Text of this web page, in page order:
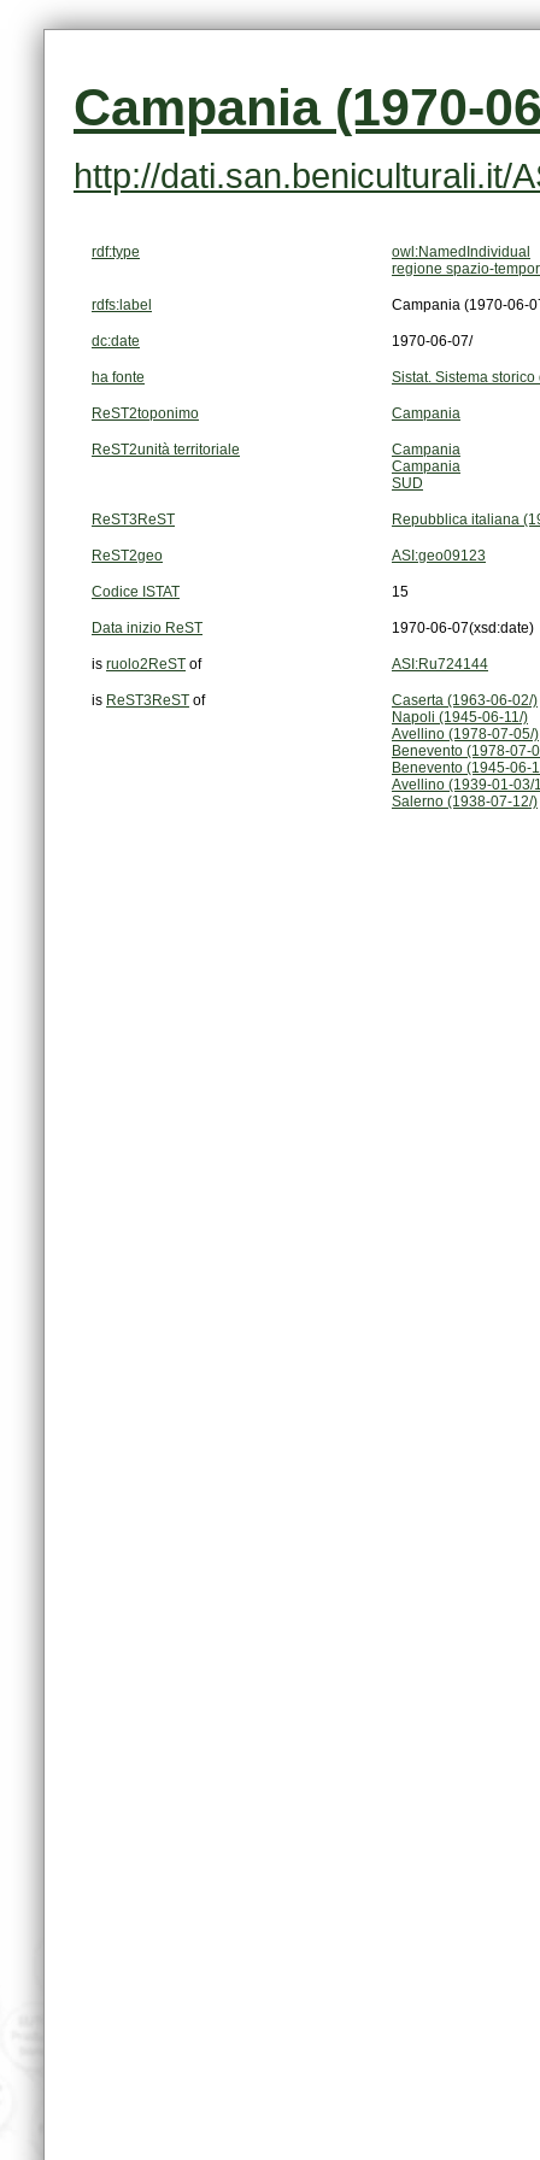
Campania (1970-
http://dati.san.beniculturali.it/
rdf:type
owl:NamedIndividual
regione spazio-
rdfs:label Campania (1970-06-
dc:date 1970-06-07/
ha fonte Sistat. Sistema
ReST2toponimo Campania
ReST2unità territoriale
Campania
Campania
SUD
ReST3ReST Repubblica italiana
ReST2geo ASI:geo09123
Codice ISTAT 15
Data inizio ReST 1970-06-07(xsd:date)
is ruolo2ReST of ASI:Ru724144
is ReST3ReST of
Caserta (1963-06-02/)
Napoli (1945-06-11/)
Avellino (1978-07-05/)
Benevento (1978-07-
Benevento (1945-06-
Avellino (1939-01-03/
Salerno (1938-07-12/)